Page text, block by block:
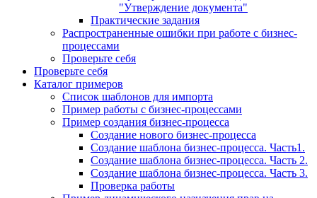
"Утверждение документа"
Практические задания
Распространенные ошибки при работе с бизнес-
процессами
Проверьте себя
Проверьте себя
Каталог примеров
Список шаблонов для импорта
Пример работы с бизнес-процессами
Пример создания бизнес-процесса
Создание нового бизнес-процесса
Создание шаблона бизнес-процесса. Часть1.
Создание шаблона бизнес-процесса. Часть 2.
Создание шаблона бизнес-процесса. Часть 3.
Проверка работы